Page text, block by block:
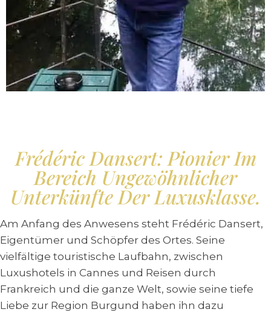
Frédéric Dansert: Pionier Im
Bereich Ungewöhnlicher
Unterkünfte Der Luxusklasse.
Am Anfang des Anwesens steht Frédéric Dansert,
Eigentümer und Schöpfer des Ortes. Seine
vielfältige touristische Laufbahn, zwischen
Luxushotels in Cannes und Reisen durch
Frankreich und die ganze Welt, sowie seine tiefe
Liebe zur Region Burgund haben ihn dazu